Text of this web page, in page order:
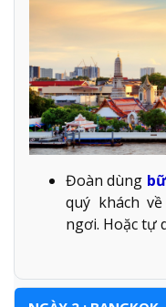
Đoàn dùng
quý khách
ngơi. Hoặc tự